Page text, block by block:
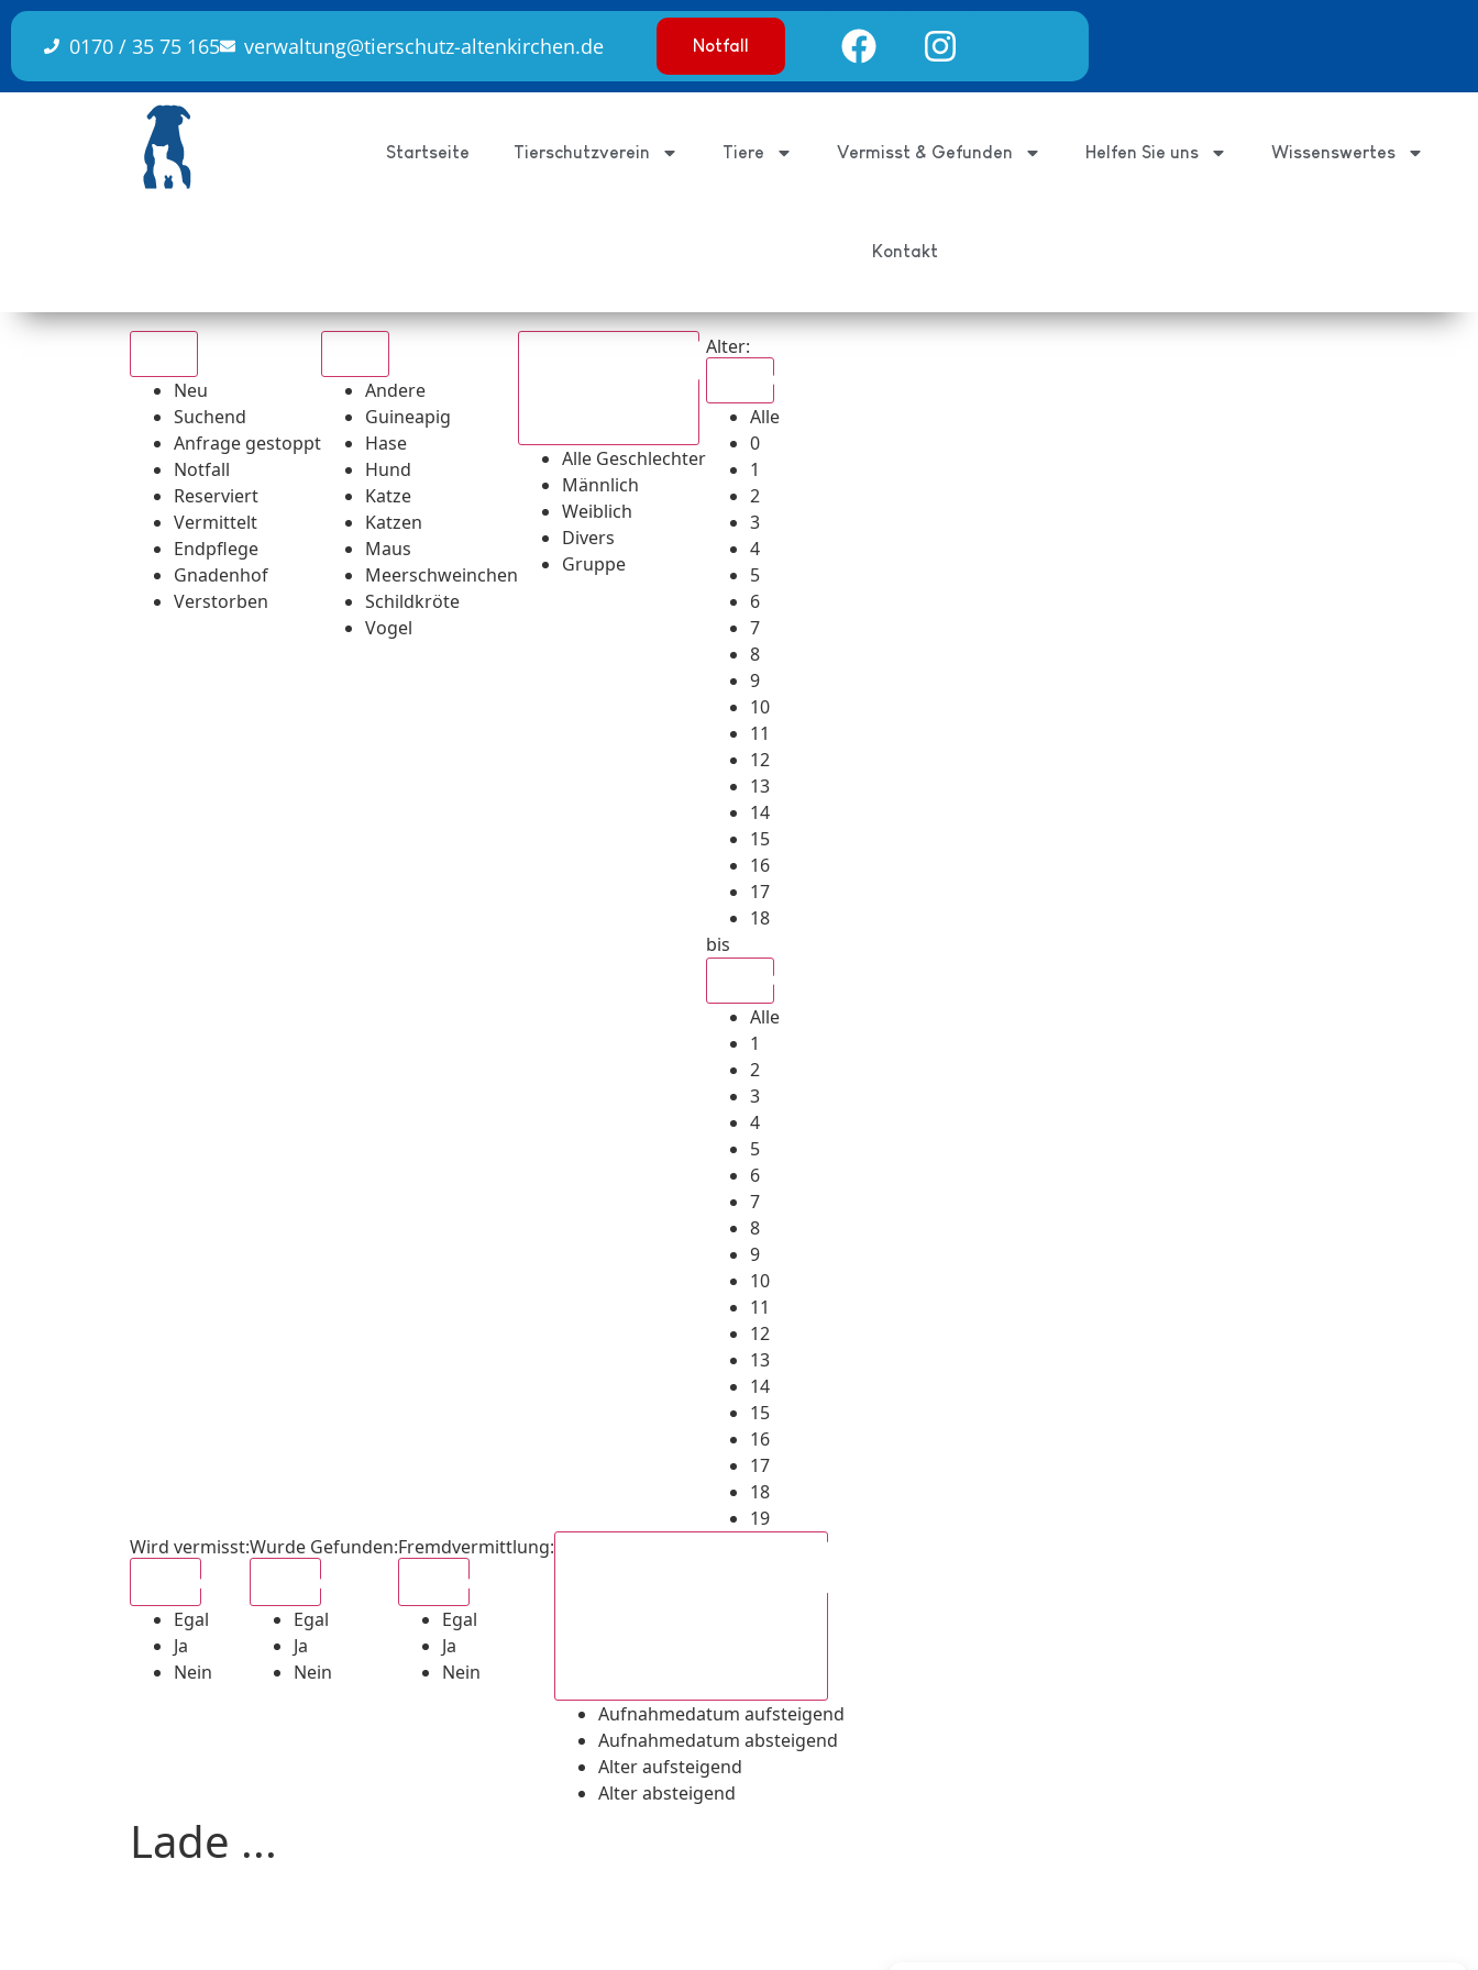
springen
0170 / 35 75 165 verwaltung@tierschutz-altenkirchen.de Notfall
Startseite Tierschutzverein Tiere Vermisst & Gefunden Helfen Sie uns Wissenswertes
Kontakt
Neu
Suchend
Anfrage gestoppt
Notfall
Reserviert
Vermittelt
Endpflege
Gnadenhof
Verstorben
Andere
Guineapig
Hase
Hund
Katze
Katzen
Maus
Meerschweinchen
Schildkröte
Vogel
Alle Geschlechter
Männlich
Weiblich
Divers
Gruppe
Alter:
Alle
0
1
2
3
4
5
6
7
8
9
10
11
12
13
14
15
16
17
18
bis
Alle
1
2
3
4
5
6
7
8
9
10
11
12
13
14
15
16
17
18
19
Wird vermisst:
Egal
Ja
Nein
Wurde Gefunden:
Egal
Ja
Nein
Fremdvermittlung:
Egal
Ja
Nein
Aufnahmedatum aufsteigend
Aufnahmedatum absteigend
Alter aufsteigend
Alter absteigend
Lade ...